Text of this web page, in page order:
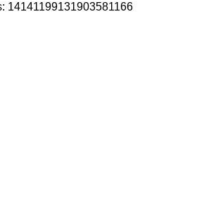
14141199131903581166